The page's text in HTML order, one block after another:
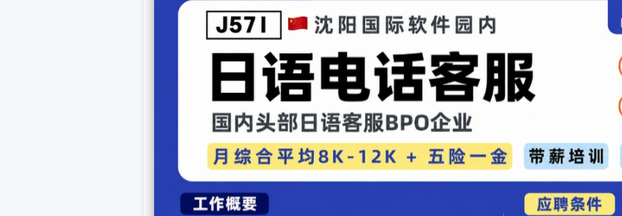
妈、上学的孩子从走到玄关脱鞋的那一刻起，都回到了家人的身份和放松的心情